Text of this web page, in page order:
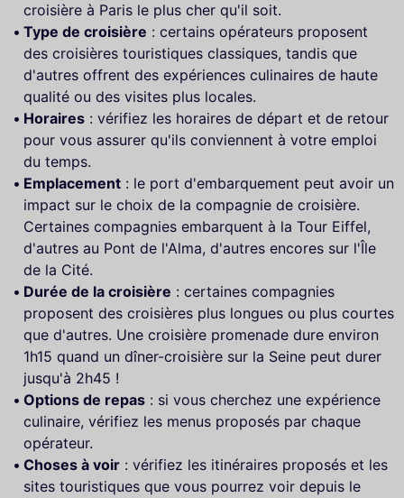
croisière à Paris le plus cher qu'il soit.
Type de croisière : certains opérateurs proposent
des croisières touristiques classiques, tandis que
d'autres offrent des expériences culinaires de haute
qualité ou des visites plus locales.
Horaires : vérifiez les horaires de départ et de retour
pour vous assurer qu'ils conviennent à votre emploi
du temps.
Emplacement : le port d'embarquement peut avoir un
impact sur le choix de la compagnie de croisière.
Certaines compagnies embarquent à la Tour Eiffel,
d'autres au Pont de l'Alma, d'autres encores sur l'Île
de la Cité.
Durée de la croisière : certaines compagnies
proposent des croisières plus longues ou plus courtes
que d'autres. Une croisière promenade dure environ
1h15 quand un dîner-croisière sur la Seine peut durer
jusqu'à 2h45 !
Options de repas : si vous cherchez une expérience
culinaire, vérifiez les menus proposés par chaque
opérateur.
Choses à voir : vérifiez les itinéraires proposés et les
sites touristiques que vous pourrez voir depuis le